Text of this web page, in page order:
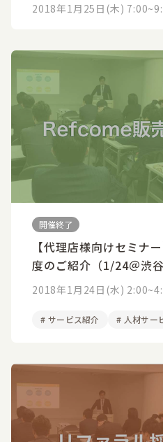
2018年1月25日(木)
開催終了
【代理店様向けセミナ
度のご紹介（1/24＠渋谷
2018年1月24日(水)
# サービス紹介 # 人材サー